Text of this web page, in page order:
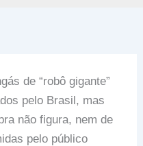
de “robô gigante”
pelo Brasil, mas
não figura, nem de
pelo público